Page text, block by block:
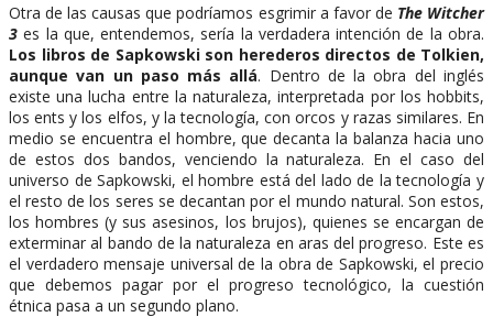
Otra de las causas que podríamos esgrimir a favor de The Witcher
3 es la que, entendemos, sería la verdadera intención de la obra.
Los libros de Sapkowski son herederos directos de Tolkien,
aunque van un paso más allá. Dentro de la obra del inglés
existe una lucha entre la naturaleza, interpretada por los hobbits,
los ents y los elfos, y la tecnología, con orcos y razas similares. En
medio se encuentra el hombre, que decanta la balanza hacia uno
de estos dos bandos, venciendo la naturaleza. En el caso del
universo de Sapkowski, el hombre está del lado de la tecnología y
el resto de los seres se decantan por el mundo natural. Son estos,
los hombres (y sus asesinos, los brujos), quienes se encargan de
exterminar al bando de la naturaleza en aras del progreso. Este es
el verdadero mensaje universal de la obra de Sapkowski, el precio
que debemos pagar por el progreso tecnológico, la cuestión
étnica pasa a un segundo plano.